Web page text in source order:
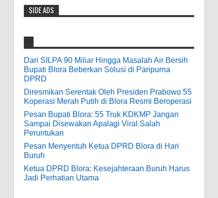
Diresmikan Serentak Oleh Presiden
0 5-16-2026
Pesan Bupati Blora: 55 Truk KDKMP Jangan
Sampai Disewakan Apalagi Viral Salah
Peruntukan
0 5-10-2026
of slots, table games 제주 출장안마 and video
poker! Cas...
bolehkah kami study banding di akir
bulan oktober 2020 ini ?
Anonymous:
7-3-2020
Mudah mudahan dengan jalan yang
baik bisa meningkatkan ekonomi masyarakat
sekitar. Amin
Anonymous:
SIDE ADS
Dari SILPA 90 Miliar Hingga Masalah Air Bersih
Bupati Blora Beberkan Solusi di Paripurna
DPRD
Diresmikan Serentak Oleh Presiden Prabowo 55
Koperasi Merah Putih di Blora Resmi Beroperasi
Pesan Bupati Blora: 55 Truk KDKMP Jangan
Sampai Disewakan Apalagi Viral Salah
Peruntukan
Pesan Menyentuh Ketua DPRD Blora di Hari
Buruh
Ketua DPRD Blora: Kesejahteraan Buruh Harus
Jadi Perhatian Utama